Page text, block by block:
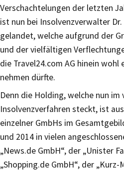
Verschachtelungen der letzten
ist nun bei Insolvenzverwalter
gelandet, welche aufgrund der
und der vielfältigen
die Travel24.com AG hinein wohl
nehmen dürfte.
Denn die Holding, welche nun im
Insolvenzverfahren steckt, ist
einzelner GmbHs im
und 2014 in vielen
„News.de GmbH“, der „Unister
„Shopping.de GmbH“, der